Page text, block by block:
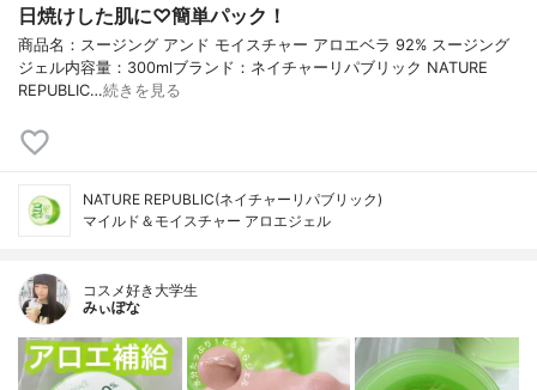
日焼けした肌に♡簡単パック！
商品名：スージング アンド モイスチャー アロエベラ 92% スージング
ジェル内容量：300mlブランド：ネイチャーリパブリック NATURE
REPUBLIC…続きを見る
NATURE REPUBLIC(ネイチャーリパブリック)
マイルド＆モイスチャー アロエジェル
コスメ好き大学生
みぃぽな